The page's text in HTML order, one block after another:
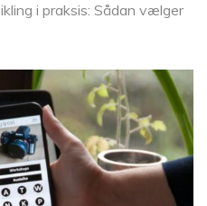
i praksis: Sådan vælger